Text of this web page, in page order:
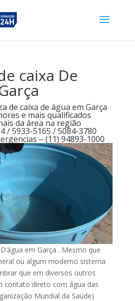
caixa De
de caixa de água em Garça
e mais qualificados
da área na região
/ 5933-5165 / 5084-3780
– (11) 94893-1000
em Garça . Mesmo que
ou algum moderno sistema
que em diversos outros
contato direto com água das
Mundial da Saúde)